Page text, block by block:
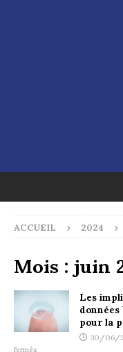
ACCUEIL 2024
Mois :juin
Les
pour la
30/06/